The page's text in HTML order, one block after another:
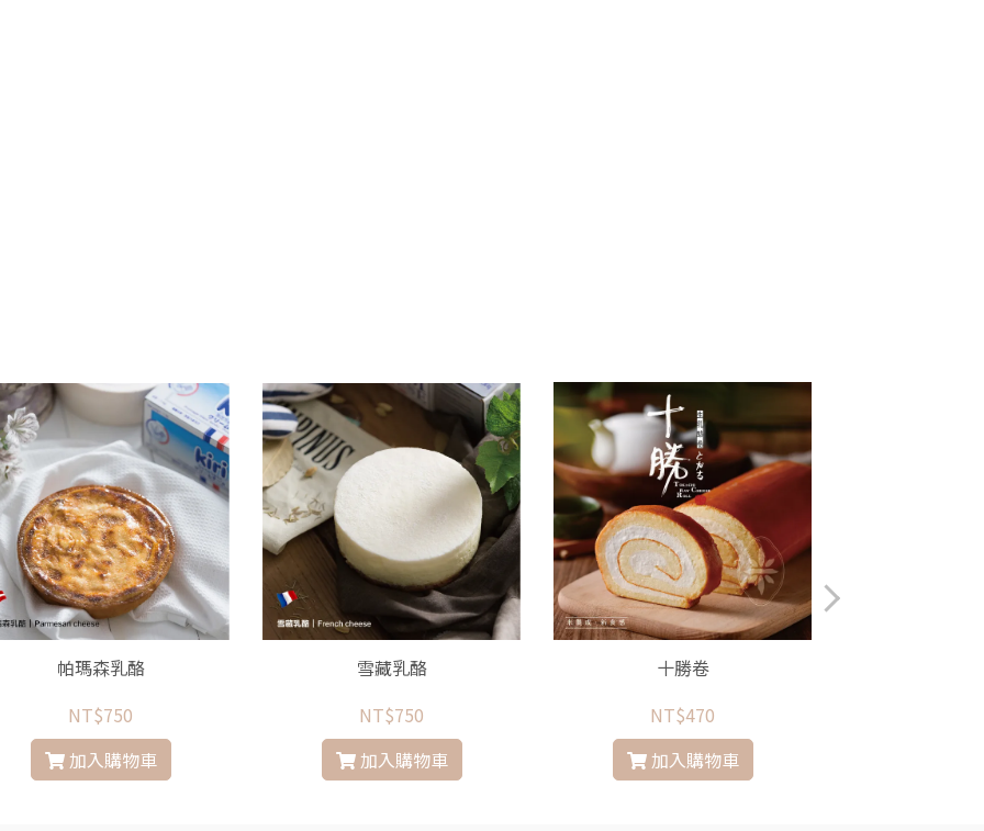
帕瑪森乳酪
NT$750
加入購物車
雪藏乳酪
NT$750
加入購物車
十勝卷
NT$470
加入購物車